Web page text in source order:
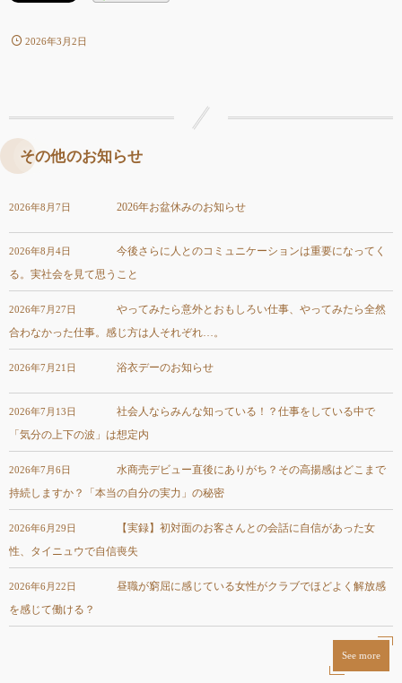
2026年3月2日
その他のお知らせ
2026年8月7日 2026年お盆休みのお知らせ
2026年8月4日
今後さらに人とのコミュニケーションは重要になってく
る。実社会を見て思うこと
2026年7月27日
やってみたら意外とおもしろい仕事、やってみたら全然
合わなかった仕事。感じ方は人それぞれ…。
2026年7月21日 浴衣デーのお知らせ
2026年7月13日
社会人ならみんな知っている！？仕事をしている中で
「気分の上下の波」は想定内
2026年7月6日
水商売デビュー直後にありがち？その高揚感はどこまで
持続しますか？「本当の自分の実力」の秘密
2026年6月29日
【実録】初対面のお客さんとの会話に自信があった女
性、タイニュウで自信喪失
2026年6月22日
昼職が窮屈に感じている女性がクラブでほどよく解放感
を感じて働ける？
See more